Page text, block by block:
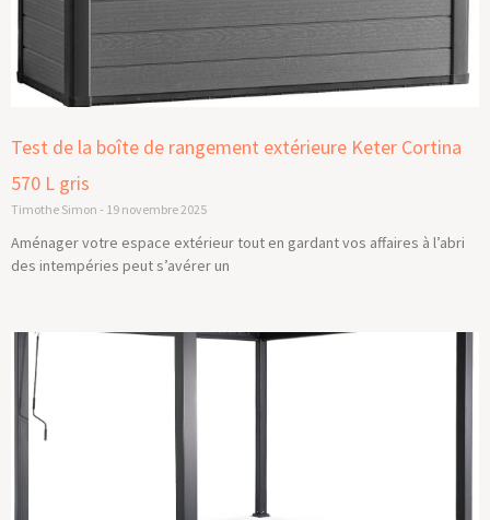
Test de la boîte de rangement extérieure Keter Cortina
570 L gris
Timothe Simon 19 novembre 2025
Aménager votre espace extérieur tout en gardant vos affaires à l’abri
des intempéries peut s’avérer un